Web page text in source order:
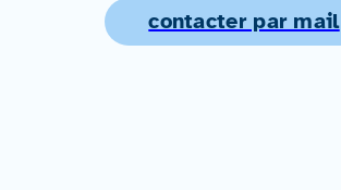
contacter par mail